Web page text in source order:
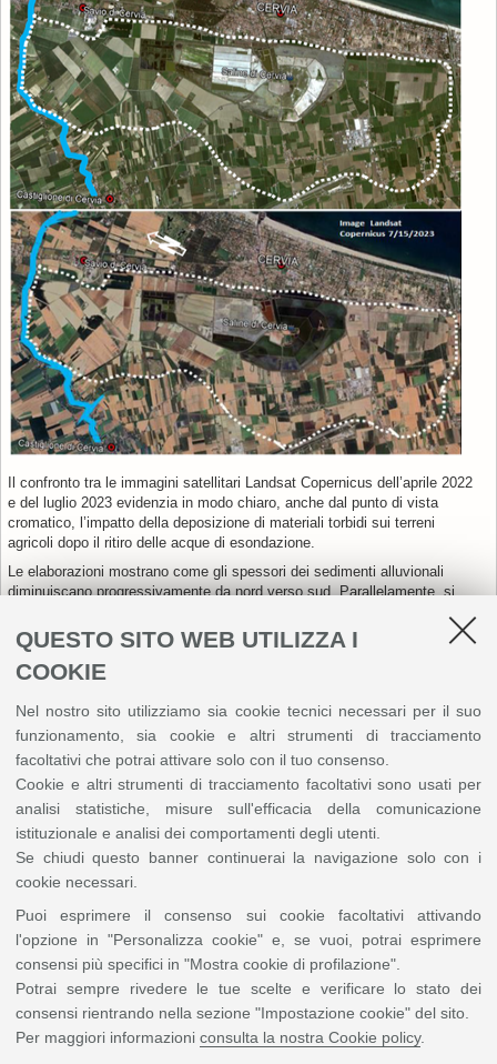
QUESTO SITO WEB UTILIZZA I
COOKIE
Nel nostro sito utilizziamo sia cookie tecnici necessari per il suo
funzionamento, sia cookie e altri strumenti di tracciamento
facoltativi che potrai attivare solo con il tuo consenso.
Cookie e altri strumenti di tracciamento facoltativi sono usati per
analisi statistiche, misure sull'efficacia della comunicazione
istituzionale e analisi dei comportamenti degli utenti.
Se chiudi questo banner continuerai la navigazione solo con i
cookie necessari.
Puoi esprimere il consenso sui cookie facoltativi attivando
l'opzione in "Personalizza cookie" e, se vuoi, potrai esprimere
consensi più specifici in "Mostra cookie di profilazione".
Potrai sempre rivedere le tue scelte e verificare lo stato dei
consensi rientrando nella sezione "Impostazione cookie" del sito.
Per maggiori informazioni consulta la nostra Cookie policy.
Il confronto tra le immagini satellitari Landsat Copernicus dell’aprile 2022
e del luglio 2023 evidenzia in modo chiaro, anche dal punto di vista
cromatico, l’impatto della deposizione di materiali torbidi sui terreni
agricoli dopo il ritiro delle acque di esondazione.
Le elaborazioni mostrano come gli spessori dei sedimenti alluvionali
diminuiscano progressivamente da nord verso sud. Parallelamente, si
Saline di Cervia, dove le acque di esondazione possono aver favorito
fenomeni di percolazione salina nei suoli.
Negli anni successivi all’evento, molte superfici agricole sono state
laboratorio a cielo aperto per osservare l’evoluzione dei processi
pedologici, chimico-fisici, idrologici e agronomici in atto.
L’escursione scientifica si propone di ripercorrere questi territori,
direttamente interessati dalle coltri alluvionali e dalla possibile intrusione
salina, con l’obiettivo di:
comprendere i processi di trasformazione fisica, chimica e biologica dei
suoli;
valutare gli effetti sulla fertilità e sulla funzionalità agronomica;